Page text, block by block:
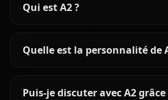
Qui est A2 ?
Quelle est la personnalité de
Puis-je discuter avec A2